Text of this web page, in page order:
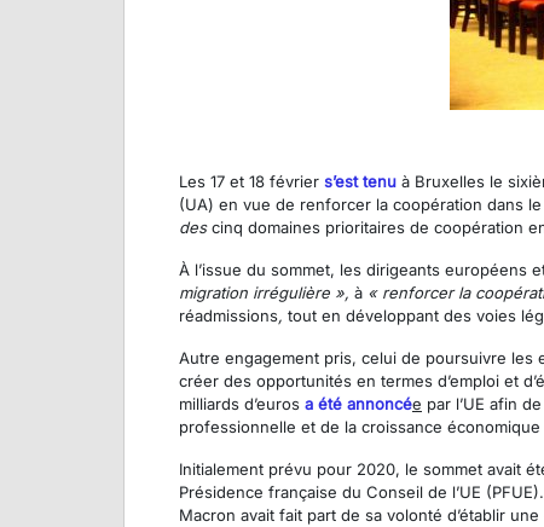
Les 17 et 18 février s’est tenu à Bruxelles le
(UA) en vue de renforcer la coopération dans
descinq domaines prioritaires de coopération
À l’issue du sommet, les dirigeants européens
migration irrégulière », à « renforcer la
réadmissions, tout en développant des voies
Autre engagement pris, celui de poursuivre les
créer des opportunités en termes d’emploi et
milliards d’euros a été annoncée par l’UE afin
professionnelle et de la croissance économique
Initialement prévu pour 2020, le sommet avait
Présidence française du Conseil de l’UE
Macron avait fait part de sa volonté d’établir une